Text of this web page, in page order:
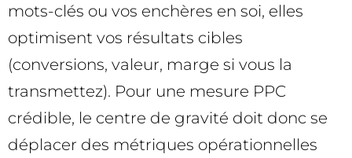
mots-clés ou vos enchères en soi, elles
optimisent vos résultats cibles
(conversions, valeur, marge si vous la
transmettez). Pour une mesure PPC
crédible, le centre de gravité doit donc se
déplacer des métriques opérationnelles